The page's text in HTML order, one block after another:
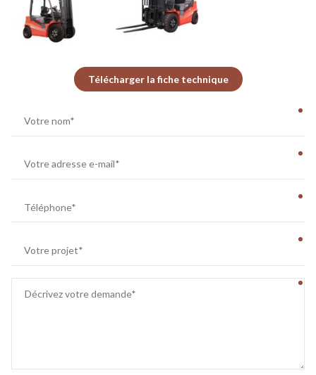
Télécharger la fiche technique